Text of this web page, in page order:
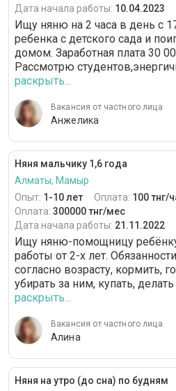
Дата начала работы: 10.04.2023
Ищу няню на 2 часа в день с
ребенка с детского сада и
домом. Заработная плата 30
Рассмотрю
раскрыть...
Вакансия от частного лица
Анжелика
Няня мальчику 1,6 года
Алматы, Мамыр
Опыт: 1-10 лет Оплата: 100 тнг/
Оплата: 300000 тнг/мес
Дата начала работы: 21.11.2022
Ищу няню-помощницу
работы от 2-х лет.
согласно возрасту, кормить,
убирать за ним, купать,
раскрыть...
Вакансия от частного лица
Алина
Няня на утро (до сна) по будням